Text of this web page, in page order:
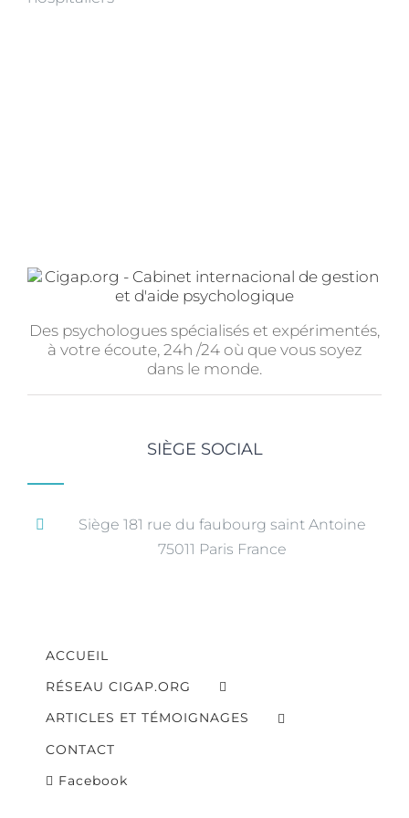
Des psychologues spécialisés et expérimentés,
à votre écoute, 24h /24 où que vous soyez
dans le monde.
SIÈGE SOCIAL
Siège 181 rue du faubourg saint Antoine
75011 Paris France
ACCUEIL
RÉSEAU CIGAP.ORG
ARTICLES ET TÉMOIGNAGES
CONTACT
Facebook